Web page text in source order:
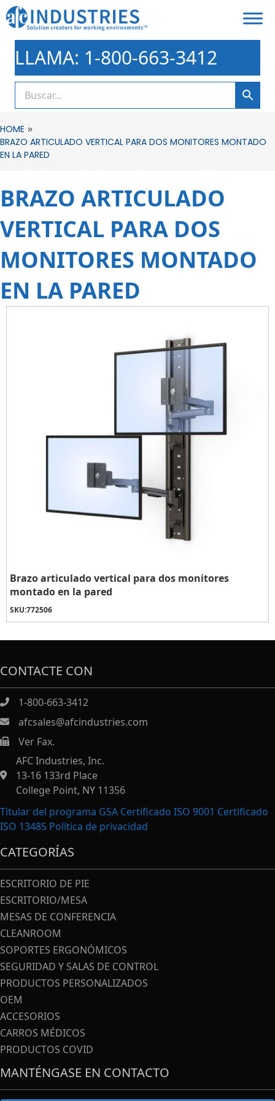
LLAMA: 1-800-663-3412
HOME »
BRAZO ARTICULADO VERTICAL PARA DOS MONITORES MONTADO
EN LA PARED
BRAZO ARTICULADO
VERTICAL PARA DOS
MONITORES MONTADO
EN LA PARED
Brazo articulado vertical para dos monitores
montado en la pared
SKU:772506
CONTACTE CON
1-800-663-3412
afcsales@afcindustries.com
https://afcindustries.com/contact/#:~:text=Fax
Ver Fax.
AFC Industries, Inc.
13-16 133rd Place
College Point, NY 11356
Titular del programa GSA Certificado ISO 9001 Certificado
ISO 13485 Política de privacidad
CATEGORÍAS
ESCRITORIO DE PIE
ESCRITORIO/MESA
MESAS DE CONFERENCIA
CLEANROOM
SOPORTES ERGONÓMICOS
SEGURIDAD Y SALAS DE CONTROL
PRODUCTOS PERSONALIZADOS
OEM
ACCESORIOS
CARROS MÉDICOS
PRODUCTOS COVID
MANTÉNGASE EN CONTACTO